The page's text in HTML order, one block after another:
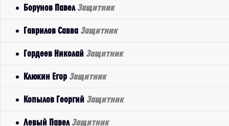
Борунов Павел Защитник
Гаврилов Савва Защитник
Гордеев Николай Защитник
Клюкин Егор Защитник
Копылов Георгий Защитник
Левый Павел Защитник